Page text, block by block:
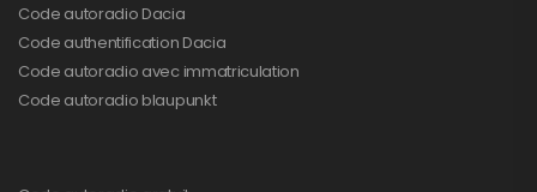
Code autoradio Dacia
Code authentification Dacia
Code autoradio avec immatriculation
Code autoradio blaupunkt